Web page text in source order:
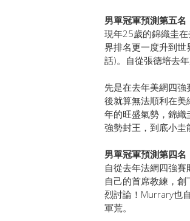
男單冠軍預測第五名
現年25歲的錦織圭
界排名更一度升到世
話)。自從張德培去
先是在去年美網四
後就算無法順利在美
年的旺盛氣勢，錦織
強勢封王，到底小圭
男單冠軍預測第四
自從去年法網四強
自己的首席教練，
烈討論！Murrary也
軍荒。